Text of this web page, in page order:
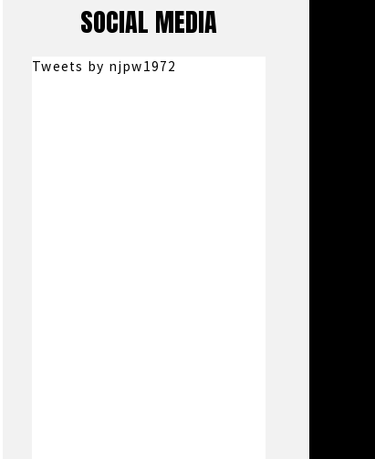
SOCIAL MEDIA
Tweets by njpw1972